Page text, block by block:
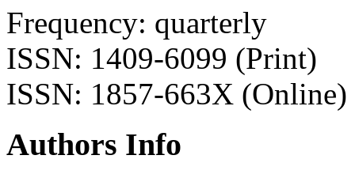
Frequency: quarterly
ISSN: 1409-6099 (Print)
ISSN: 1857-663X (Online)
Authors Info